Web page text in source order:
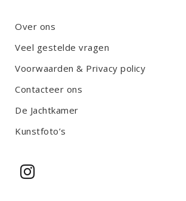
Over ons
Veel gestelde vragen
Voorwaarden & Privacy policy
Contacteer ons
De Jachtkamer
Kunstfoto’s